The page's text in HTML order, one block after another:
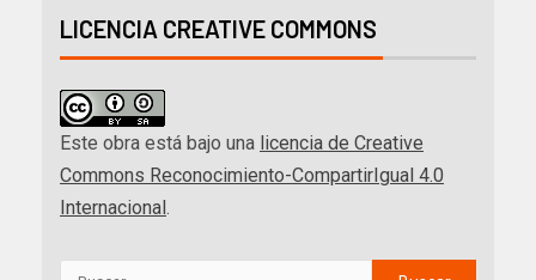
LICENCIA CREATIVE COMMONS
Este obra está bajo una licencia de Creative
Commons Reconocimiento-CompartirIgual 4.0
Internacional